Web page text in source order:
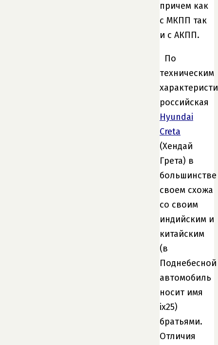
причем как
с МКПП так
и с АКПП.
По
техническим
российская
Hyundai
Creta
(Хендай
Грета) в
большинстве
своем схожа
со своим
индийским и
китайским
(в
Поднебесной
автомобиль
носит имя
ix25)
братьями.
Отличия